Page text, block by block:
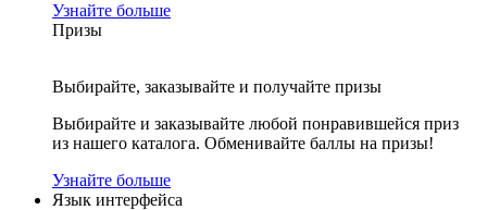
Узнайте больше
Призы
Выбирайте, заказывайте и получайте призы
Выбирайте и заказывайте любой понравившейся приз
из нашего каталога. Обменивайте баллы на призы!
Узнайте больше
Язык интерфейса